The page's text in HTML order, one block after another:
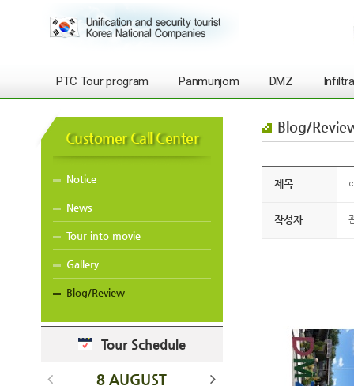
PTC Tour program Panmunjom DMZ
Customer Call Center
Notice
News
Tour into movie
Gallery
Blog/Review
Tour Schedule
8 AUGUST
Blog/
제목
작성자